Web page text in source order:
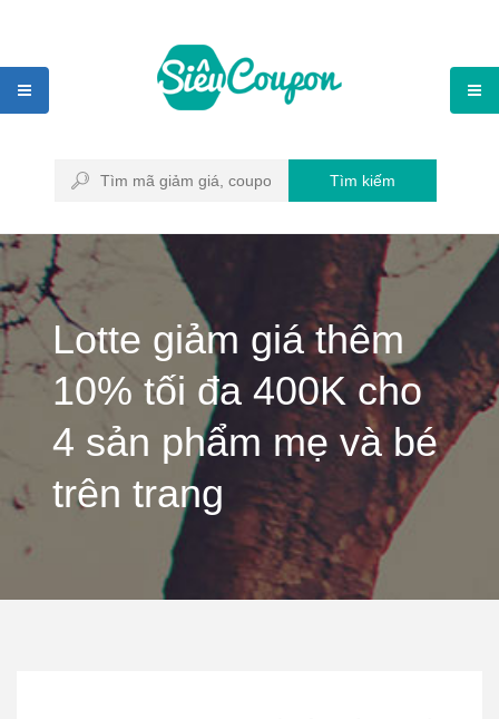
Tìm kiếm
Lotte giảm giá thêm
10% tối đa 400K cho
4 sản phẩm mẹ và bé
trên trang